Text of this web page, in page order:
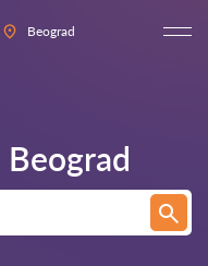
Beograd
Beograd